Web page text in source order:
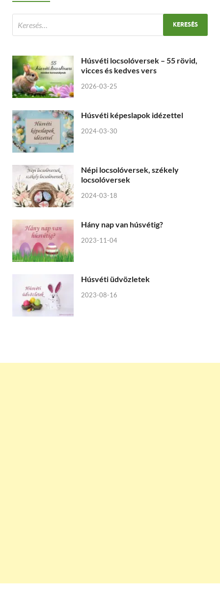
Húsvéti locsolóversek – 55 rövid,
vicces és kedves vers
2026-03-25
Húsvéti képeslapok idézettel
2024-03-30
Népi locsolóversek, székely
locsolóversek
2024-03-18
Hány nap van húsvétig?
2023-11-04
Húsvéti üdvözletek
2023-08-16